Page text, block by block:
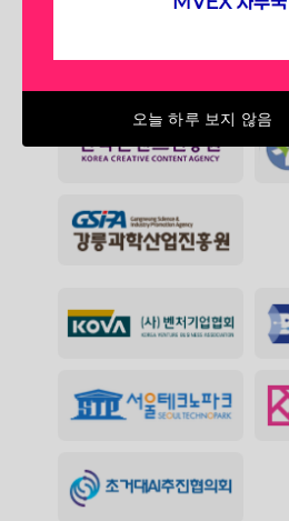
오늘 하루 보지 않음